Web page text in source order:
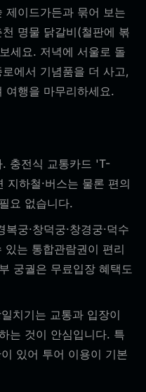
제이드가든과 묶어 보는
명물 닭갈비(철판에 볶
세요. 저녁에 서울로 돌
에서 기념품을 더 사고,
여행을 마무리하세요.
. 충전식 교통카드 'T-
하철·버스는 물론 편의
요 없습니다.
궁·창덕궁·창경궁·덕수
있는 통합관람권이 편리
궁궐은 무료입장 혜택도
치기는 교통과 입장이
는 것이 안심입니다. 특
있어 투어 이용이 기본